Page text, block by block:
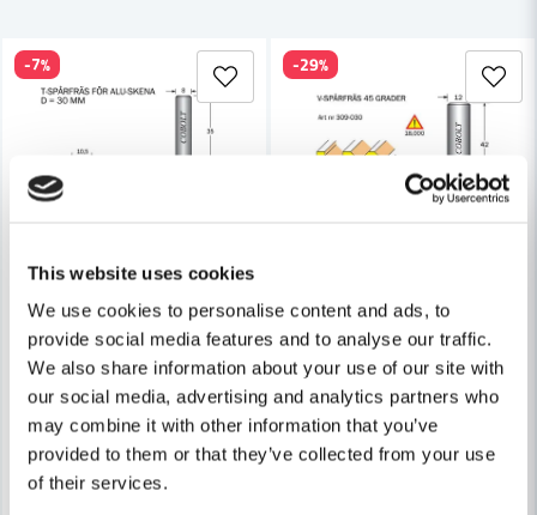
This website uses cookies
We use cookies to personalise content and ads, to
provide social media features and to analyse our traffic.
We also share information about your use of our site with
our social media, advertising and analytics partners who
may combine it with other information that you’ve
provided to them or that they’ve collected from your use
of their services.
Ja, ni får publicera min fråga
Skicka fråga
COBOLT
Cobolt T-Spårfräs D1=30 D2=10.5 R=3 L=20 S=8
1 495 kr
1 394 kr
Leveranstid ifrån leverantör ca
3-7 arbetsdagar
Köp
-7%
Cobolt V-spårfräs 45grad,
782 kr
557 kr
Finns i Webblager
Köp
-29%